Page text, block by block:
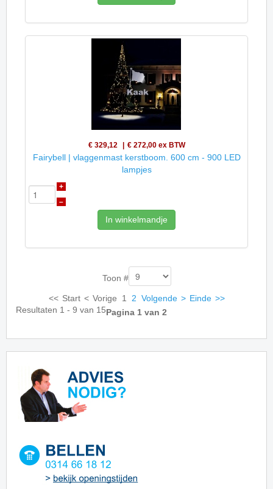
€ 329,12 € 272,00 ex BTW
Fairybell | vlaggenmast kerstboom. 600 cm - 900 LED
lampjes
+
–
In winkelmandje
Toon #
<< Start < Vorige 1 2 Volgende > Einde >>
Pagina 1 van 2
Resultaten 1 - 9 van 15